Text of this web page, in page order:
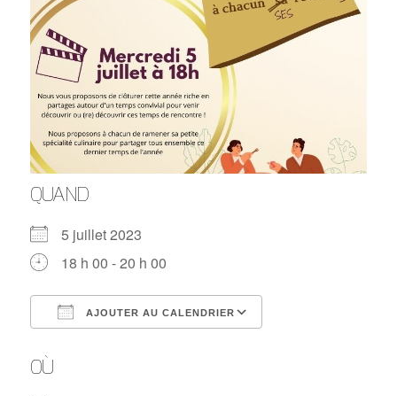
QUAND
5 juillet 2023
18 h 00 - 20 h 00
AJOUTER AU CALENDRIER
OÙ